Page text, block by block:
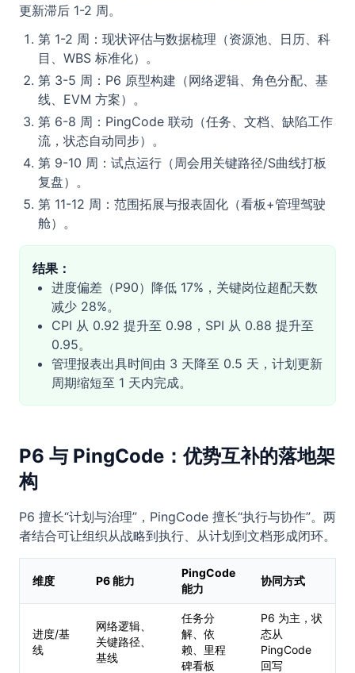
更新滞后 1-2 周。
第 1-2 周：现状评估与数据梳理（资源池、日历、科
目、WBS 标准化）。
第 3-5 周：P6 原型构建（网络逻辑、角色分配、基
线、EVM 方案）。
第 6-8 周：PingCode 联动（任务、文档、缺陷工作
流，状态自动同步）。
第 9-10 周：试点运行（周会用关键路径/S曲线打板
复盘）。
第 11-12 周：范围拓展与报表固化（看板+管理驾驶
舱）。
结果：
进度偏差（P90）降低 17%，关键岗位超配天数
减少 28%。
CPI 从 0.92 提升至 0.98，SPI 从 0.88 提升至
0.95。
管理报表出具时间由 3 天降至 0.5 天，计划更新
周期缩短至 1 天内完成。
P6 与 PingCode：优势互补的落地架
构
P6 擅长“计划与治理”，PingCode 擅长“执行与协作”。两
者结合可让组织从战略到执行、从计划到文档形成闭环。
维度 P6 能力
PingCode
能力
协同方式
进度/基
线
网络逻辑、
关键路径、
基线
任务分
解、依
赖、里程
碑看板
P6 为主，状
态从
PingCode
回写